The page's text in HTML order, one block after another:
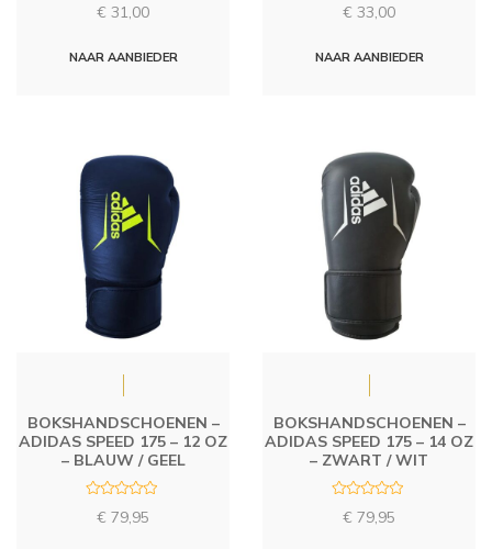
d
€ 31,00
NAAR AANBIEDER
d
€ 33,00
NAAR AANBIEDER
BOKSHANDSCHOENEN –
ADIDAS SPEED 175 – 12 OZ
– BLAUW / GEEL
€ 79,95
BOKSHANDSCHOENEN –
ADIDAS SPEED 175 – 14 OZ
– ZWART / WIT
€ 79,95